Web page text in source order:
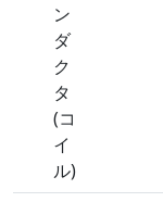
ン
ダ
ク
タ
(コ
イ
ル)